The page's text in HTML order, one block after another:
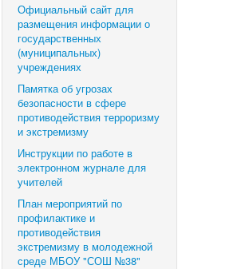
Официальный сайт для
размещения информации о
государственных
(муниципальных)
учреждениях
Памятка об угрозах
безопасности в сфере
противодействия терроризму
и экстремизму
Инструкции по работе в
электронном журнале для
учителей
План мероприятий по
профилактике и
противодействия
экстремизму в молодежной
среде МБОУ "СОШ №38"